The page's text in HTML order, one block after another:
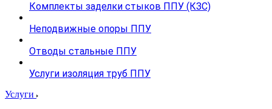
Комплекты заделки стыков ППУ (КЗС)
Неподвижные опоры ППУ
Отводы стальные ППУ
Услуги изоляция труб ППУ
Услуги